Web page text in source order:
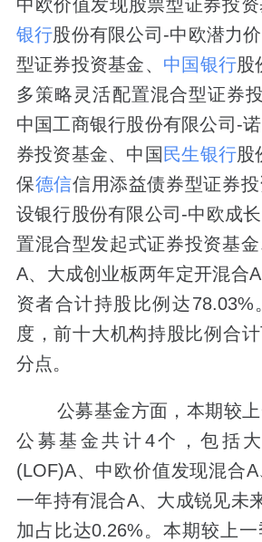
中欧价值发现股票型证券投
银行股份有限公司-中欧潜力
型证券投资基金、 中国银行股
多策略灵活配置混合型证券
中国工商银行股份有限公司-
券投资基金、中国 民生银行股
保德信信用添益债券型证券
设银行股份有限公司-中欧成
置混合型发起式证券投资基
A、大成创业板两年定开混合
资者合计持股比例达78.03%
度，前十大机构持股比例合
分点。
公募基金方面，本期较上
公募基金共计4个，包括
(LOF)A、中欧价值发现混合
一年持有混合A、大成锐见未
加占比达0.26%。本期较上